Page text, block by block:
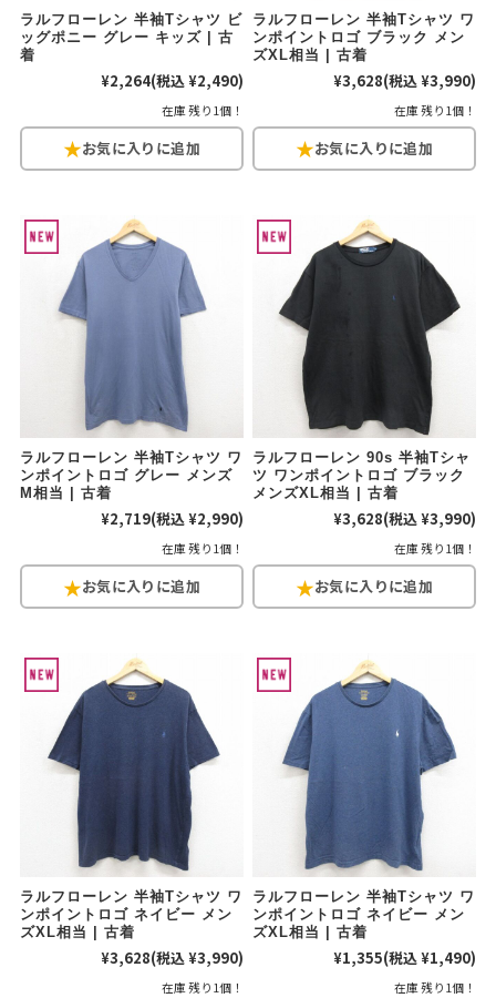
ラルフローレン 半袖Tシャツ ビ
ッグポニー グレー キッズ | 古
着
¥2,264(税込 ¥2,490)
在庫 残り1個！
ラルフローレン 半袖Tシャツ ワ
ンポイントロゴ ブラック メン
ズXL相当 | 古着
¥3,628(税込 ¥3,990)
在庫 残り1個！
ラルフローレン 半袖Tシャツ ワ
ンポイントロゴ グレー メンズ
M相当 | 古着
¥2,719(税込 ¥2,990)
在庫 残り1個！
ラルフローレン 90s 半袖Tシャ
ツ ワンポイントロゴ ブラック
メンズXL相当 | 古着
¥3,628(税込 ¥3,990)
在庫 残り1個！
ラルフローレン 半袖Tシャツ ワ
ンポイントロゴ ネイビー メン
ズXL相当 | 古着
¥3,628(税込 ¥3,990)
在庫 残り1個！
ラルフローレン 半袖Tシャツ ワ
ンポイントロゴ ネイビー メン
ズXL相当 | 古着
¥1,355(税込 ¥1,490)
在庫 残り1個！